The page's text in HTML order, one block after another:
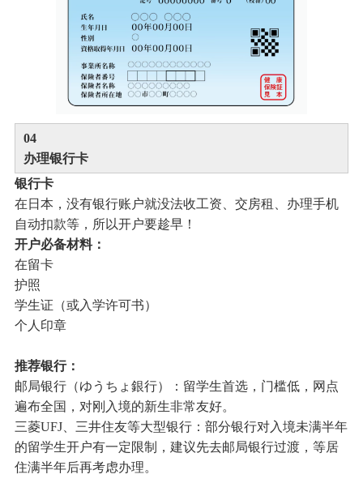
04
办理银行卡
银行卡
在日本，没有银行账户就没法收工资、交房租、办理手机
自动扣款等，所以开户要趁早！
开户必备材料：
在留卡
护照
学生证（或入学许可书）
个人印章
推荐银行：
邮局银行（ゆうちょ銀行）：留学生首选，门槛低，网点
遍布全国，对刚入境的新生非常友好。
三菱UFJ、三井住友等大型银行：部分银行对入境未满半年
的留学生开户有一定限制，建议先去邮局银行过渡，等居
住满半年后再考虑办理。